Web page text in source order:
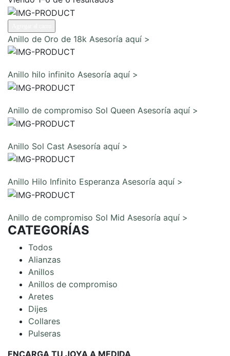
Anillo de Oro de 18k Asesoría aquí >
Anillo hilo infinito Asesoría aquí >
Anillo de compromiso Sol Queen Asesoría aquí >
Anillo Sol Cast Asesoría aquí >
Anillo Hilo Infinito Esperanza Asesoría aquí >
Anillo de compromiso Sol Mid Asesoría aquí >
CATEGORÍAS
Todos
Alianzas
Anillos
Anillos de compromiso
Aretes
Dijes
Collares
Pulseras
ENCARGA TU JOYA A MEDIDA